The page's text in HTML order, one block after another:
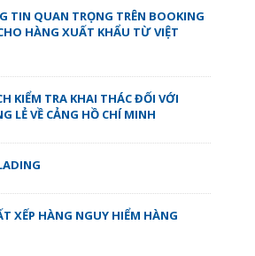
TIN QUAN TRỌNG TRÊN BOOKING
HÀNG XUẤT KHẨU TỪ VIỆT
KIỂM TRA KHAI THÁC ĐỐI VỚI
LẺ VỀ CẢNG HỒ CHÍ MINH
XẾP HÀNG NGUY HIỂM HÀNG